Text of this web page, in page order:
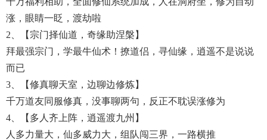
涨，眼睛一眨，渡劫啦
2、【宗门择仙道，奇缘助涅槃】
拜最强宗门，学最牛仙术！撩道侣，寻仙缘，逍遥不是说说
而已
3、【修真聊天室，边聊边修炼】
千万道友同服修真，没事聊两句，反正不耽误涨修为
4、【多人齐上阵，逍遥渡九州】
人多力量大，仙多威力大，组队闯三界，一路横推